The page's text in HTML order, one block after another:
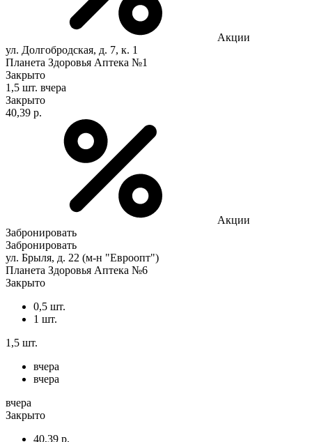
Акции
ул. Долгобродская, д. 7, к. 1
Планета Здоровья Аптека №1
Закрыто
1,5 шт. вчера
Закрыто
40,39 р.
Акции
Забронировать
Забронировать
ул. Брыля, д. 22 (м-н "Евроопт")
Планета Здоровья Аптека №6
Закрыто
0,5 шт.
1 шт.
1,5 шт.
вчера
вчера
вчера
Закрыто
40,39 р.